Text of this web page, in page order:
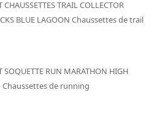
CHAUSSETTES TRAIL COLLECTOR
BLUE LAGOON Chaussettes de trail
SOQUETTE RUN MARATHON HIGH
Chaussettes de running